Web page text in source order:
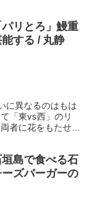
リとろ」鰻重
する / 丸静
に異なるのはもは
「東vs西」のリ
者に花をもたせる
垣島で食べる石
ズバーガーの